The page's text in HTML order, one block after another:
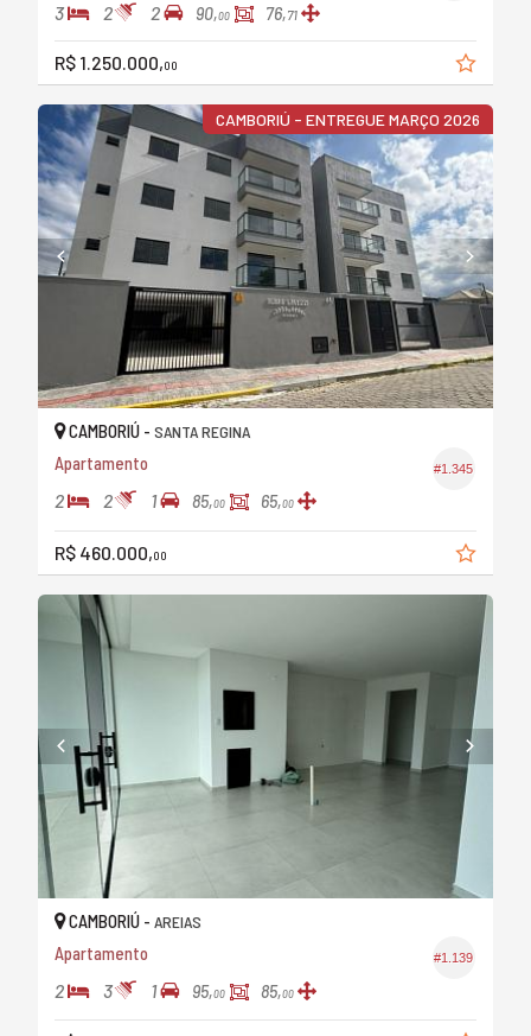
3 2 2 90,00 76,71
R$ 1.250.000,00
CAMBORIÚ - ENTREGUE MARÇO 2026
#1.345
CAMBORIÚ - SANTA REGINA
Apartamento
2 2 1 85,00 65,00
R$ 460.000,00
#1.139
CAMBORIÚ - AREIAS
Apartamento
2 3 1 95,00 85,00